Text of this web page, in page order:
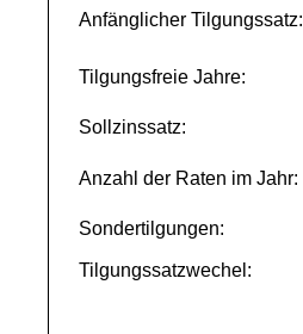
Anfänglicher Tilgungssatz:
Tilgungsfreie Jahre:
Sollzinssatz:
Anzahl der Raten im Jahr:
Sondertilgungen:
Tilgungssatzwechel: